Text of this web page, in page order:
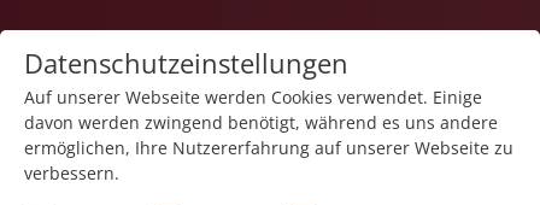
Datenschutzeinstellungen
Auf unserer Webseite werden Cookies verwendet. Einige
davon werden zwingend benötigt, während es uns andere
ermöglichen, Ihre Nutzererfahrung auf unserer Webseite zu
verbessern.